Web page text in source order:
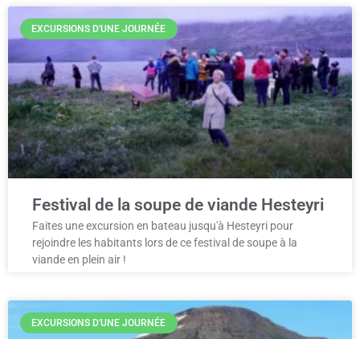
EXCURSIONS D'UNE JOURNÉE
Festival de la soupe de viande Hesteyri
Faites une excursion en bateau jusqu'à Hesteyri pour
rejoindre les habitants lors de ce festival de soupe à la
viande en plein air !
EXCURSIONS D'UNE JOURNÉE